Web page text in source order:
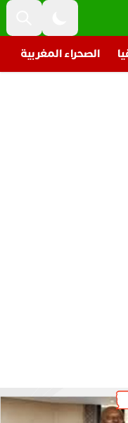
الصحراء المغربية